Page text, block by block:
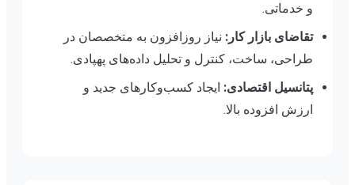
و خدماتی.
تقاضای بازار کار: نیاز روزافزون به متخصصان در
طراحی، ساخت، کنترل و تحلیل داده‌های پهپادی.
پتانسیل اقتصادی: ایجاد کسب‌وکارهای جدید و
ارزش افزوده بالا.